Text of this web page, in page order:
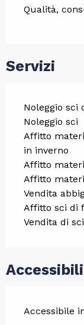
Qualità,
Servizi
Noleggio sci
Noleggio sci
Affitto
in inverno
Affitto
Affitto
Vendita
Affitto sci di
Vendita di
Accessibile